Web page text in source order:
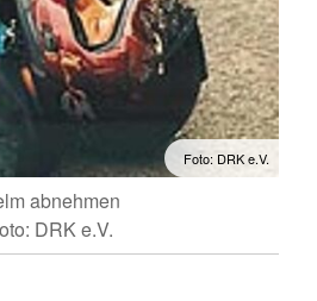
Foto: DRK e.V.
abnehmen
DRK e.V.